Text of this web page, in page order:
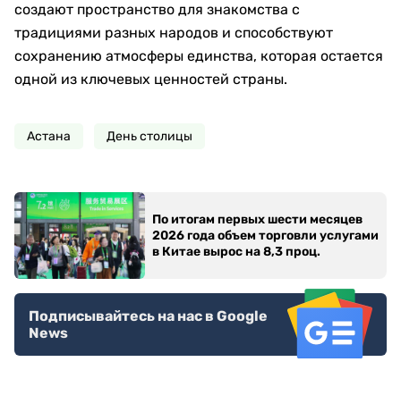
создают пространство для знакомства с
традициями разных народов и способствуют
сохранению атмосферы единства, которая остается
одной из ключевых ценностей страны.
Астана День столицы
По итогам первых шести месяцев
2026 года объем торговли услугами
в Китае вырос на 8,3 проц.
Подписывайтесь на нас в Google
News